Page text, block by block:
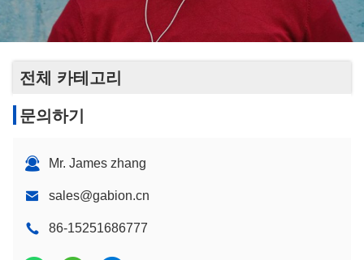
전체 카테고리
문의하기
Mr. James zhang
sales@gabion.cn
86-15251686777